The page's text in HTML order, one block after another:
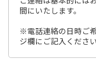
間にいたします。
※電話連絡の日時ご
ジ欄にご記入ください